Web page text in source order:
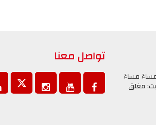
تواصل معنا
- الخميس: 8:00 صباحًا - 5:45 مساءً مساءً